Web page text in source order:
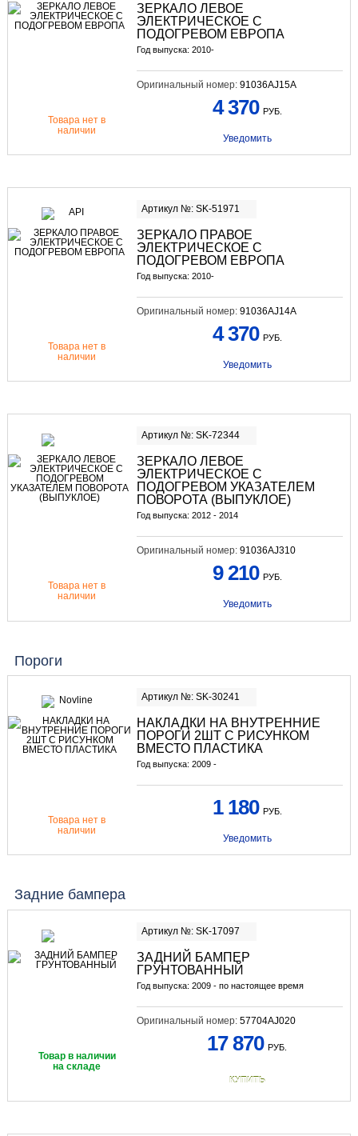
ЗЕРКАЛО ЛЕВОЕ
ЭЛЕКТРИЧЕСКОЕ С
ПОДОГРЕВОМ ЕВРОПА
Год выпуска: 2010-
Оригинальный номер: 91036AJ15A
Товара нет в
наличии
4 370 РУБ.
Уведомить
Артикул №: SK-51971
ЗЕРКАЛО ПРАВОЕ
ЭЛЕКТРИЧЕСКОЕ С
ПОДОГРЕВОМ ЕВРОПА
Год выпуска: 2010-
Оригинальный номер: 91036AJ14A
Товара нет в
наличии
4 370 РУБ.
Уведомить
Артикул №: SK-72344
ЗЕРКАЛО ЛЕВОЕ
ЭЛЕКТРИЧЕСКОЕ С
ПОДОГРЕВОМ УКАЗАТЕЛЕМ
ПОВОРОТА (ВЫПУКЛОЕ)
Год выпуска: 2012 - 2014
Оригинальный номер: 91036AJ310
Товара нет в
наличии
9 210 РУБ.
Уведомить
Пороги
Артикул №: SK-30241
НАКЛАДКИ НА ВНУТРЕННИЕ
ПОРОГИ 2ШТ С РИСУНКОМ
ВМЕСТО ПЛАСТИКА
Год выпуска: 2009 -
Товара нет в
наличии
1 180 РУБ.
Уведомить
Задние бампера
Артикул №: SK-17097
ЗАДНИЙ БАМПЕР
ГРУНТОВАННЫЙ
Год выпуска: 2009 - по настоящее время
Оригинальный номер: 57704AJ020
Товар в наличии
на складе
17 870 РУБ.
КУПИТЬ